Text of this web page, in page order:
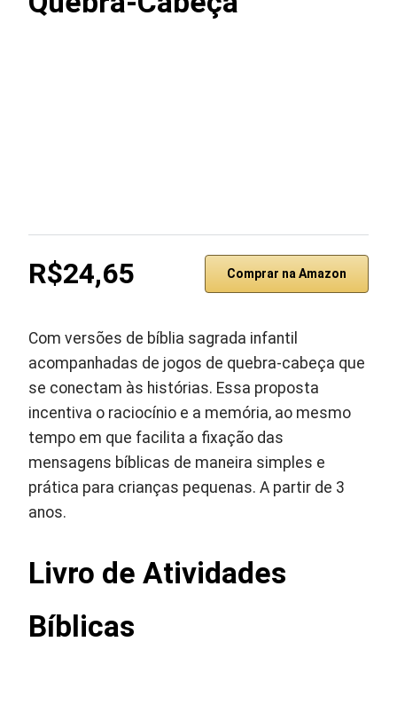
R$24,65 Comprar na Amazon
Com versões de bíblia sagrada infantil
acompanhadas de jogos de quebra-cabeça que
se conectam às histórias. Essa proposta
incentiva o raciocínio e a memória, ao mesmo
tempo em que facilita a fixação das
mensagens bíblicas de maneira simples e
prática para crianças pequenas. A partir de 3
anos.
Livro de Atividades
Bíblicas